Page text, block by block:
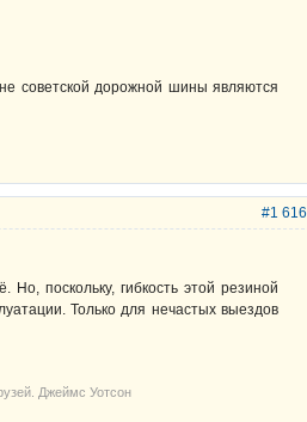
советской дорожной шины являются
#1 616
поскольку, гибкость этой резиной
Только для нечастых выездов
Джеймс Уотсон